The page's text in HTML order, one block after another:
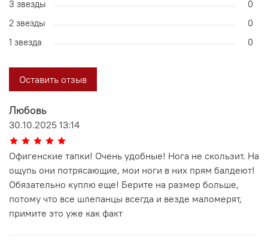
Любовь
30.10.2025 13:14
Офигенские тапки! Очень удобные! Нога не скользит. На
ощупь они потрясающие, мои ноги в них прям балдеют!
Обязательно куплю еще! Берите на размер больше,
потому что все шлепанцы всегда и везде маломерят,
примите это уже как факт
3 звезды
0
2 звезды
0
1 звезда
0
Оставить отзыв